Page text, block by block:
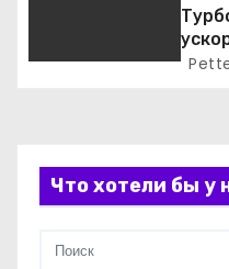
и
Что хотели бы у